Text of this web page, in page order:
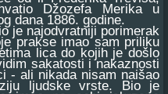
Džozefa Merika u
dana 1886. godine.
je najodvratniji porimerak
prakse imao sam priliku
lica do kojih je došlo
sakatosti i nakaznosti
- ali nikada nisam naišao
ljudske vrste. Bio je